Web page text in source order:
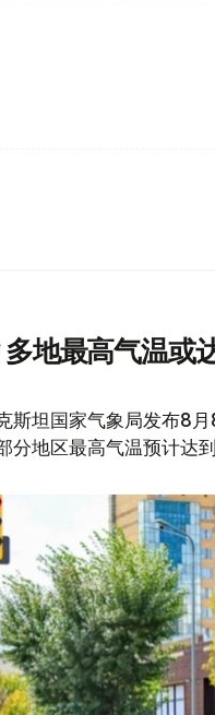
地最高气温或
斯坦国家气象局发布8
分地区最高气温预计达